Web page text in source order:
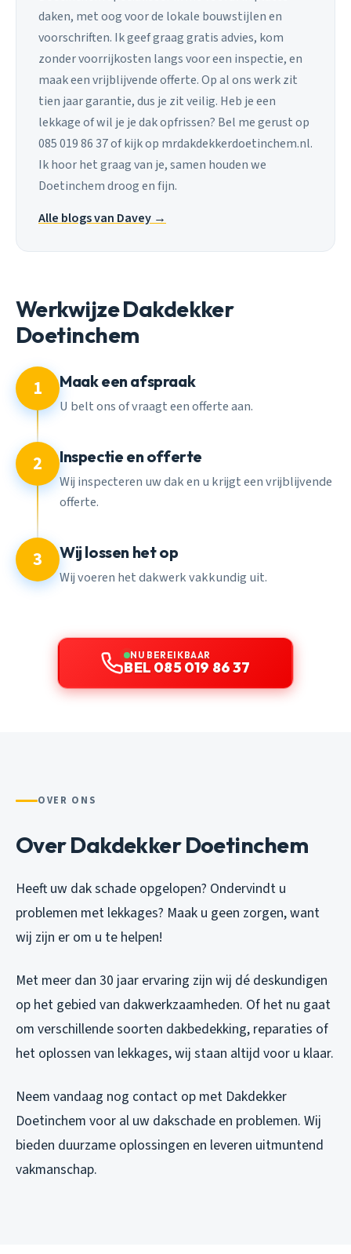
daken, met oog voor de lokale bouwstijlen en
voorschriften. Ik geef graag gratis advies, kom
zonder voorrijkosten langs voor een inspectie, en
maak een vrijblijvende offerte. Op al ons werk zit
tien jaar garantie, dus je zit veilig. Heb je een
lekkage of wil je je dak opfrissen? Bel me gerust op
085 019 86 37 of kijk op mrdakdekkerdoetinchem.nl.
Ik hoor het graag van je, samen houden we
Doetinchem droog en fijn.
Alle blogs van Davey →
Werkwijze Dakdekker
Doetinchem
1 Maak een afspraak
U belt ons of vraagt een offerte aan.
2 Inspectie en offerte
Wij inspecteren uw dak en u krijgt een vrijblijvende
offerte.
3 Wij lossen het op
Wij voeren het dakwerk vakkundig uit.
NU BEREIKBAAR
BEL 085 019 86 37
OVER ONS
Over Dakdekker Doetinchem
Heeft uw dak schade opgelopen? Ondervindt u
problemen met lekkages? Maak u geen zorgen, want
wij zijn er om u te helpen!
Met meer dan 30 jaar ervaring zijn wij dé deskundigen
op het gebied van dakwerkzaamheden. Of het nu gaat
om verschillende soorten dakbedekking, reparaties of
het oplossen van lekkages, wij staan altijd voor u klaar.
Neem vandaag nog contact op met Dakdekker
Doetinchem voor al uw dakschade en problemen. Wij
bieden duurzame oplossingen en leveren uitmuntend
vakmanschap.